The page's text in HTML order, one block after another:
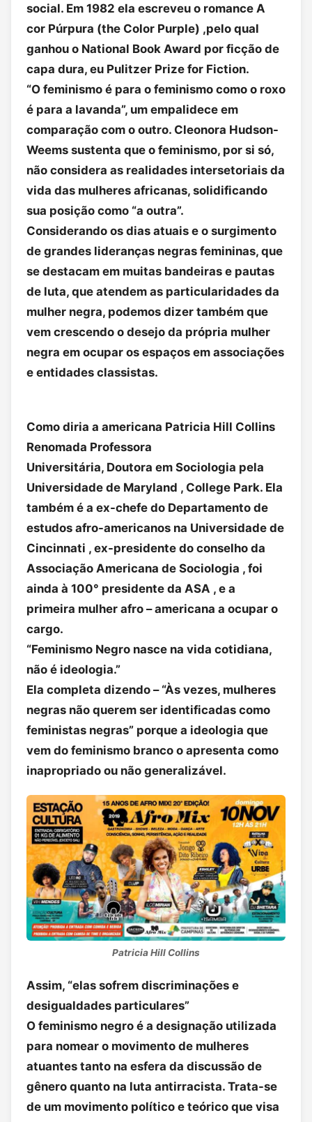
social. Em 1982 ela escreveu o romance A
cor Púrpura (the Color Purple) ,pelo qual
ganhou o National Book Award por ficção de
capa dura, eu Pulitzer Prize for Fiction.
“O feminismo é para o feminismo como o roxo
é para a lavanda”, um empalidece em
comparação com o outro. Cleonora Hudson-
Weems sustenta que o feminismo, por si só,
não considera as realidades intersetoriais da
vida das mulheres africanas, solidificando
sua posição como “a outra”.
Considerando os dias atuais e o surgimento
de grandes lideranças negras femininas, que
se destacam em muitas bandeiras e pautas
de luta, que atendem as particularidades da
mulher negra, podemos dizer também que
vem crescendo o desejo da própria mulher
negra em ocupar os espaços em associações
e entidades classistas.
Como diria a americana Patricia Hill Collins
Renomada Professora
Universitária, Doutora em Sociologia pela
Universidade de Maryland , College Park. Ela
também é a ex-chefe do Departamento de
estudos afro-americanos na Universidade de
Cincinnati , ex-presidente do conselho da
Associação Americana de Sociologia , foi
ainda à 100° presidente da ASA , e a
primeira mulher afro – americana a ocupar o
cargo.
“Feminismo Negro nasce na vida cotidiana,
não é ideologia.”
Ela completa dizendo – “Às vezes, mulheres
negras não querem ser identificadas como
feministas negras” porque a ideologia que
vem do feminismo branco o apresenta como
inapropriado ou não generalizável.
Patricia Hill Collins
Assim, “elas sofrem discriminações e
desigualdades particulares”
O feminismo negro é a designação utilizada
para nomear o movimento de mulheres
atuantes tanto na esfera da discussão de
gênero quanto na luta antirracista. Trata-se
de um movimento político e teórico que visa